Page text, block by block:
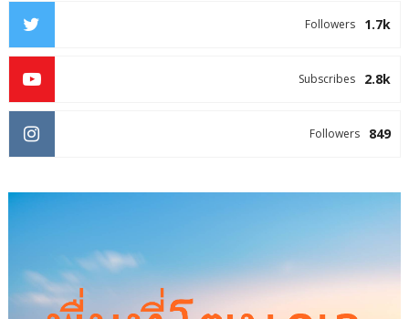
1.7k
Followers
2.8k
Subscribes
849
Followers